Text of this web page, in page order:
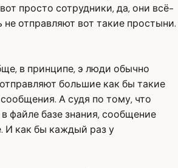
просто сотрудники, да, они всё-
не отправляют вот такие простыни.
в принципе, э люди обычно
большие как бы такие
А судя по тому, что
файле базе знания, сообщение
И как бы каждый раз у